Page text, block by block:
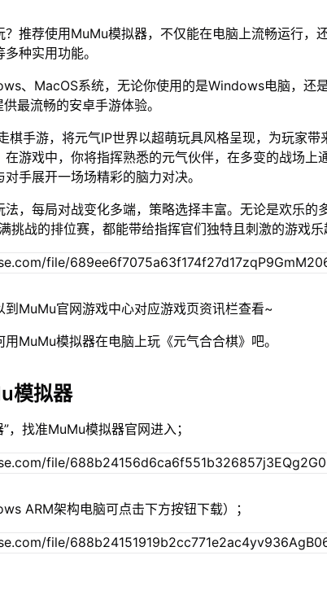
？推荐使用MuMu模拟器，不仅能在电脑上流畅运行，
种实用功能。
、MacOS系统，无论你使用的是Windows电脑，还
最流畅的安卓手游体验。
棋手游，将元气IP世界以超萌玩具风格呈现，为玩家带
游戏中，你将指挥熟悉的元气伙伴，在多变的战场上
手展开一场场精彩的脑力对决。
，每局对战变化多端，策略选择丰富。无论是欢乐的
挑战的排位赛，都能带给指挥官们独特且刺激的游戏乐
到MuMu官网游戏中心对应游戏页资讯栏查看~
MuMu模拟器在电脑上玩《元气合合棋》吧。
模拟器
，找准MuMu模拟器官网进入；
ARM架构电脑可点击下方按钮下载）；